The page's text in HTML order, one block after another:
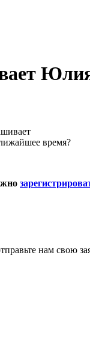
время?
нам свою